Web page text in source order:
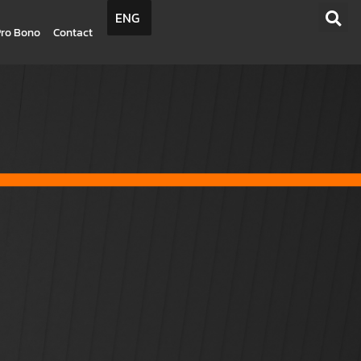
Bono Contact
ENG